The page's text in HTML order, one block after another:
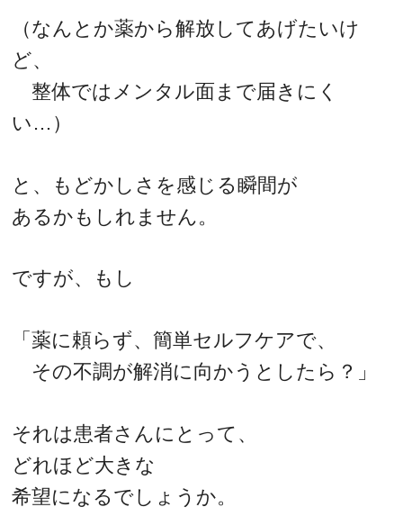
（なんとか薬から解放してあげたいけ
ど、
整体ではメンタル面まで届きにく
い…）
と、もどかしさを感じる瞬間が
あるかもしれません。
ですが、もし
「薬に頼らず、簡単セルフケアで、
その不調が解消に向かうとしたら？」
それは患者さんにとって、
どれほど大きな
希望になるでしょうか。